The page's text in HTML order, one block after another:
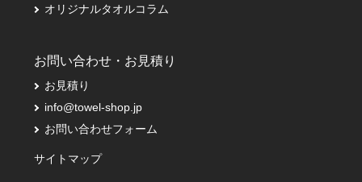
オリジナルタオルコラム
お問い合わせ・お見積り
お見積り
info@towel-shop.jp
お問い合わせフォーム
サイトマップ